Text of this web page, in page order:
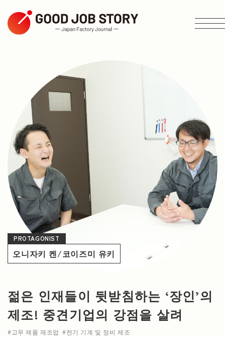
ARTICLE
테마별 검색
지역별로 검색
업종별 검색
NEWS
젊은 인재들이 뒷받침하는 ‘장인’의
제조! 중견기업의 강점을 살려
고무 제품 제조업 전기 기계 및 장비 제조
PROTAGONIST
오니자키 켄/코이즈미 유키